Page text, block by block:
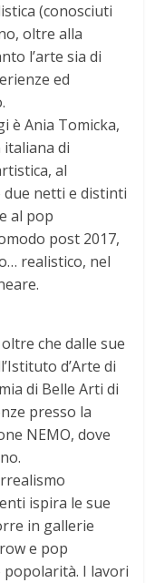
(conosciuti
oltre alla
l’arte sia di
ed
è Ania Tomicka,
italiana di
al
netti e distinti
al pop
post 2017,
realistico, nel
che dalle sue
d’Arte di
di Belle Arti di
presso la
NEMO, dove
ispira le sue
in gallerie
e pop
I lavori